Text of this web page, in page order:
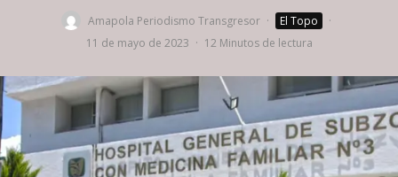
Amapola Periodismo Transgresor · El Topo
·
11 de mayo de 2023 · 12 Minutos de lectura